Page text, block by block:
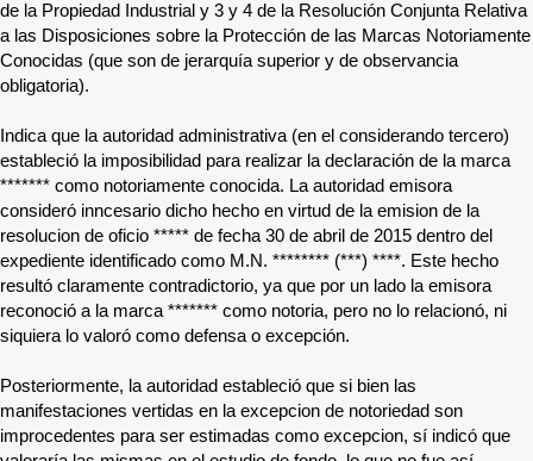
de la Propiedad Industrial y 3 y 4 de la Resolución Conjunta Relativa
a las Disposiciones sobre la Protección de las Marcas Notoriamente
Conocidas (que son de jerarquía superior y de observancia
obligatoria).
Indica que la autoridad administrativa (en el considerando tercero)
estableció la imposibilidad para realizar la declaración de la marca
******* como notoriamente conocida. La autoridad emisora
consideró inncesario dicho hecho en virtud de la emision de la
resolucion de oficio ***** de fecha 30 de abril de 2015 dentro del
expediente identificado como M.N. ******** (***) ****. Este hecho
resultó claramente contradictorio, ya que por un lado la emisora
reconoció a la marca ******* como notoria, pero no lo relacionó, ni
siquiera lo valoró como defensa o excepción.
Posteriormente, la autoridad estableció que si bien las
manifestaciones vertidas en la excepcion de notoriedad son
improcedentes para ser estimadas como excepcion, sí indicó que